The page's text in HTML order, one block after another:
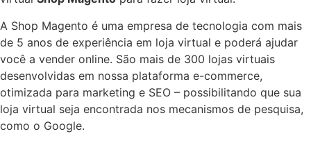
A Shop Magento é uma empresa de tecnologia com mais
de 5 anos de experiência em loja virtual e poderá ajudar
você a vender online. São mais de 300 lojas virtuais
desenvolvidas em nossa plataforma e-commerce,
otimizada para marketing e SEO – possibilitando que sua
loja virtual seja encontrada nos mecanismos de pesquisa,
como o Google.